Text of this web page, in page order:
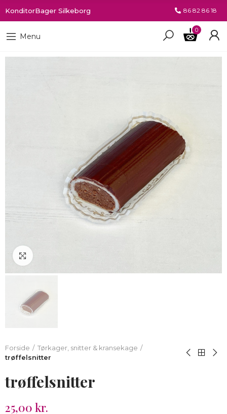
KonditorBager Silkeborg 86 82 86 18
Menu
0
Forside
Tørkager, snitter & kransekage
trøffelsnitter
trøffelsnitter
25,00 kr.